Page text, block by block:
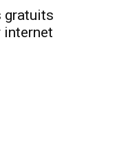
gratuits
internet